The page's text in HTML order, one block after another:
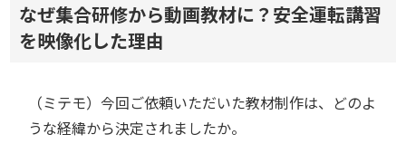
なぜ集合研修から動画教材に？安全運転講習
を映像化した理由
（ミテモ）今回ご依頼いただいた教材制作は、どのよ
うな経緯から決定されましたか。